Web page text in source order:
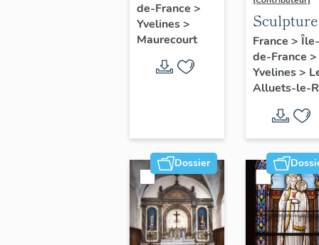
procession
:
Conception
de-France >
Yvelines>
Maurecourt
de la
chapelle
France > Île-
de-France >
Yvelines>
Alluets-le-
Dossier